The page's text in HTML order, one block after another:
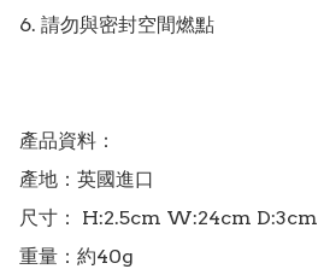
6. 請勿與密封空間燃點
產品資料：
產地：英國進口
尺寸： H:2.5cm W:24cm D:3cm
重量：約40g